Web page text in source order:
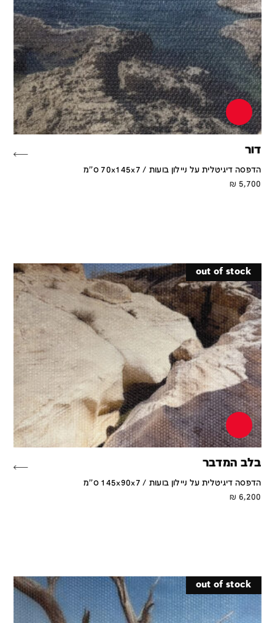
דור
הדפסה דיגיטלית על ניילון בועות / 70x145x7 ס''מ
5,700
₪
out of stock
בלב המדבר
הדפסה דיגיטלית על ניילון בועות / 145x90x7 ס''מ
6,200
₪
out of stock